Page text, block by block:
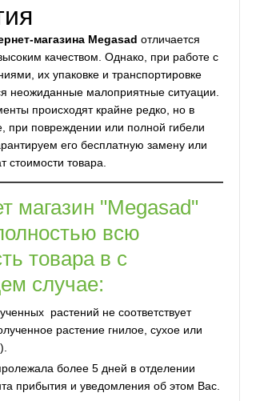
магазина Megasad отличается
качеством. Однако, при работе с
их упаковке и транспортировке
неожиданные малоприятные ситуации.
происходят крайне редко, но в
при повреждении или полной гибели
его бесплатную замену или
стоимости товара.
магазин "Megasad"
всю
товара в с
случае:
растений не соответствует
растение гнилое, сухое или
более 5 дней в отделении
прибытия и уведомления об этом Вас.